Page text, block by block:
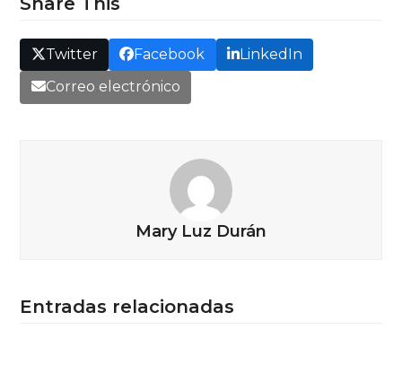
Twitter Facebook
LinkedIn
Correo electrónico
Mary Luz Durán
Entradas relacionadas